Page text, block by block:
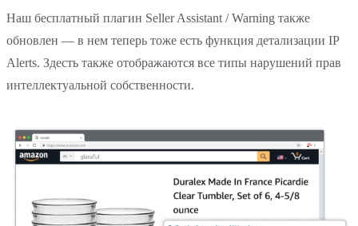
Наш бесплатный плагин Seller Assistant / Warning также
обновлен — в нем теперь тоже есть функция детализации IP
Alerts. Здесть также отображаются все типы нарушений прав
интеллектуальной собственности.